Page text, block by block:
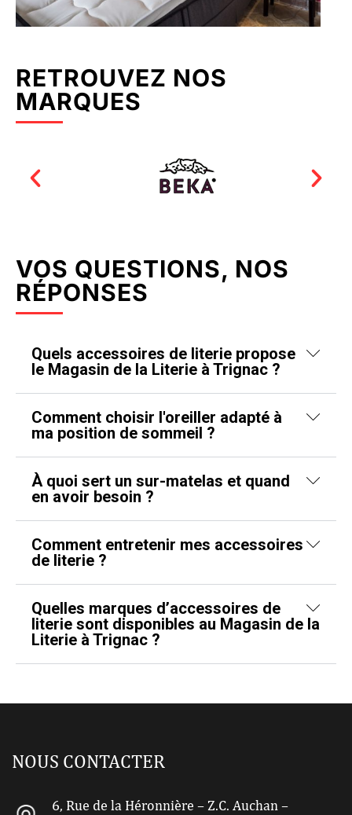
RETROUVEZ NOS
MARQUES
VOS QUESTIONS, NOS
RÉPONSES
Quels accessoires de literie propose
le Magasin de la Literie à Trignac ?
Comment choisir l'oreiller adapté à
ma position de sommeil ?
À quoi sert un sur-matelas et quand
en avoir besoin ?
Comment entretenir mes accessoires
de literie ?
Quelles marques d’accessoires de
literie sont disponibles au Magasin de la
Literie à Trignac ?
NOUS CONTACTER
6, Rue de la Héronnière – Z.C. Auchan –